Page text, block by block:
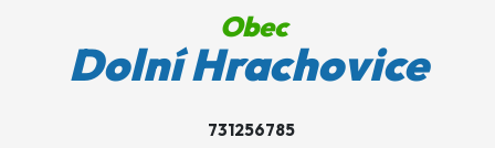
Obec
Dolní Hrachovice
731256785
Obec
Zastupitelstvo a výbory